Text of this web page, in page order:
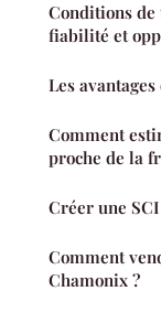
Conditions
fiabilité et
Les
Comment
proche de la
Créer une
Comment
Chamonix ?